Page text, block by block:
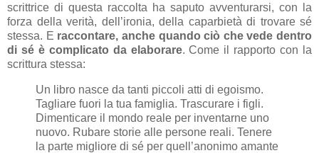
scrittrice di questa raccolta ha saputo avventurarsi, con la
forza della verità, dell’ironia, della caparbietà di trovare sé
stessa. E raccontare, anche quando ciò che vede dentro
di sé è complicato da elaborare. Come il rapporto con la
scrittura stessa:
Un libro nasce da tanti piccoli atti di egoismo.
Tagliare fuori la tua famiglia. Trascurare i figli.
Dimenticare il mondo reale per inventarne uno
nuovo. Rubare storie alle persone reali. Tenere
la parte migliore di sé per quell’anonimo amante